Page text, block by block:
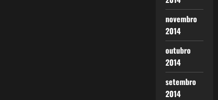
novembro
2014
outubro
2014
setembro
2014